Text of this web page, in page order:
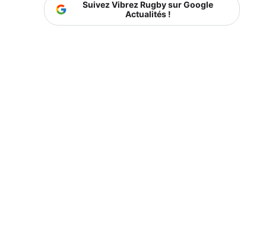
Suivez Vibrez Rugby sur Google
Actualités !